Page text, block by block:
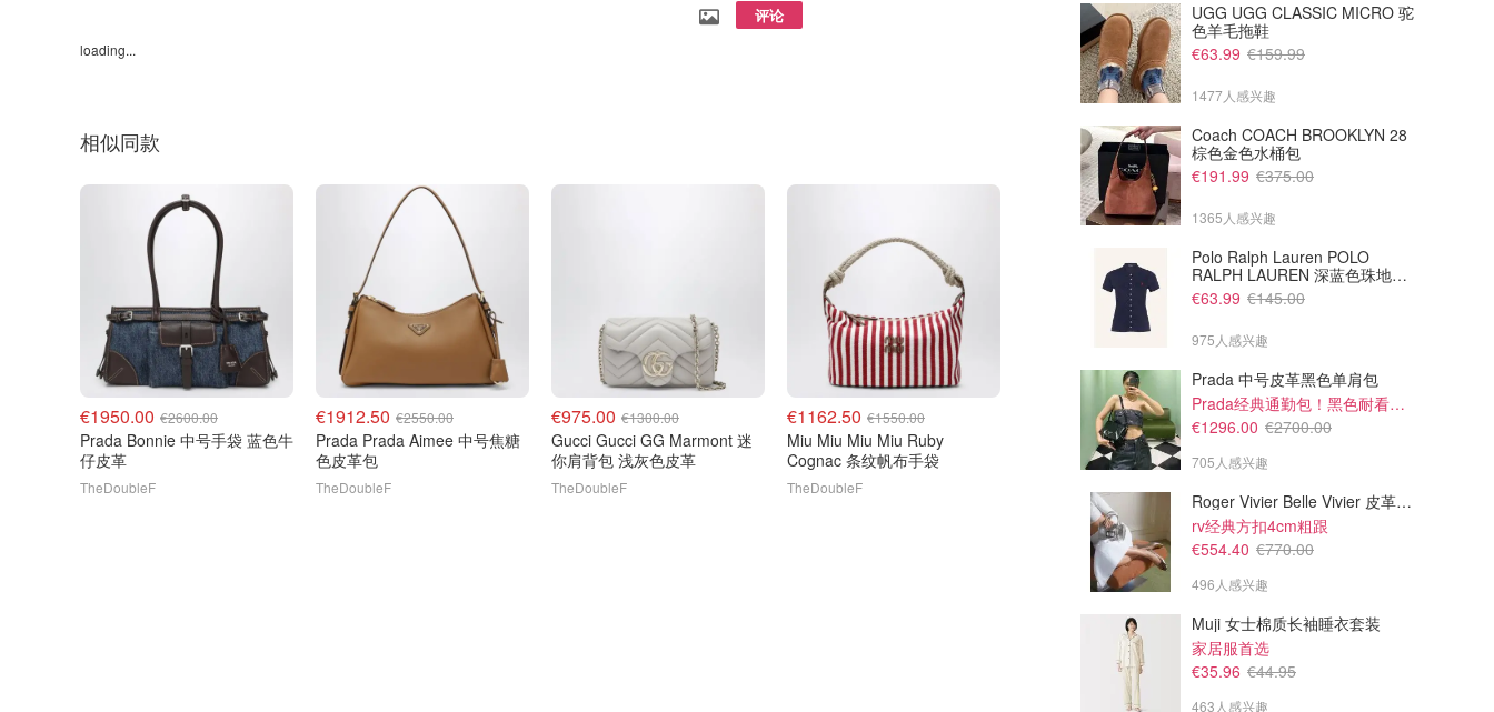
评论
loading...
相似同款
€1950.00 €2600.00
Prada Bonnie 中号手袋 蓝色牛
仔皮革
TheDoubleF
€1912.50 €2550.00
Prada Prada Aimee 中号焦糖
色皮革包
TheDoubleF
€975.00 €1300.00
Gucci Gucci GG Marmont 迷
你肩背包 浅灰色皮革
TheDoubleF
€1162.50 €1550.00
Miu Miu Miu Miu Ruby
Cognac 条纹帆布手袋
TheDoubleF
€2137.50 €2850.00
Miu Miu 大号手提包 光面
Palisander皮革
€1875.00 €2500.00
Prada Prada Arque 中号白色
皮革单肩包
UGG UGG CLASSIC MICRO 驼
色羊毛拖鞋
€63.99 €159.99
1477人感兴趣
Coach COACH BROOKLYN 28
棕色金色水桶包
€191.99 €375.00
1365人感兴趣
Polo Ralph Lauren POLO
RALPH LAUREN 深蓝色珠地布
Polo衫
€63.99 €145.00
975人感兴趣
Prada 中号皮革黑色单肩包
Prada经典通勤包！黑色耐看又百搭
€1296.00 €2700.00
705人感兴趣
Roger Vivier Belle Vivier 皮革高跟鞋
rv经典方扣4cm粗跟
€554.40 €770.00
496人感兴趣
Muji 女士棉质长袖睡衣套装
家居服首选
€35.96 €44.95
463人感兴趣